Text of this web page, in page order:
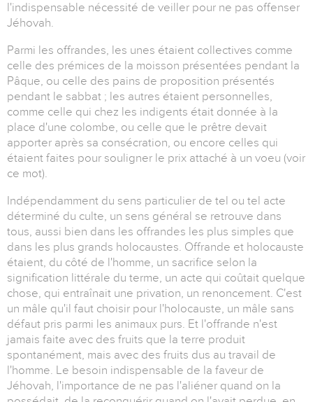
l'indispensable nécessité de veiller pour ne pas offenser
Jéhovah.
Parmi les offrandes, les unes étaient collectives comme
celle des prémices de la moisson présentées pendant la
Pâque, ou celle des pains de proposition présentés
pendant le sabbat ; les autres étaient personnelles,
comme celle qui chez les indigents était donnée à la
place d'une colombe, ou celle que le prêtre devait
apporter après sa consécration, ou encore celles qui
étaient faites pour souligner le prix attaché à un voeu (voir
ce mot).
Indépendamment du sens particulier de tel ou tel acte
déterminé du culte, un sens général se retrouve dans
tous, aussi bien dans les offrandes les plus simples que
dans les plus grands holocaustes. Offrande et holocauste
étaient, du côté de l'homme, un sacrifice selon la
signification littérale du terme, un acte qui coûtait quelque
chose, qui entraînait une privation, un renoncement. C'est
un mâle qu'il faut choisir pour l'holocauste, un mâle sans
défaut pris parmi les animaux purs. Et l'offrande n'est
jamais faite avec des fruits que la terre produit
spontanément, mais avec des fruits dus au travail de
l'homme. Le besoin indispensable de la faveur de
Jéhovah, l'importance de ne pas l'aliéner quand on la